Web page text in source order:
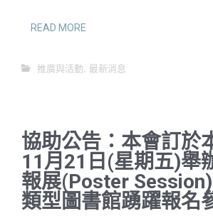
READ MORE
推廣與活動, 最新消息
協助公告：本會訂於
11月21日(星期五)舉
報展(Poster
類型圖書館踴躍報名